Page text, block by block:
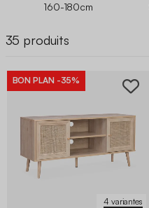
160-180cm
35 produits
4 variantes
BON PLAN -35%